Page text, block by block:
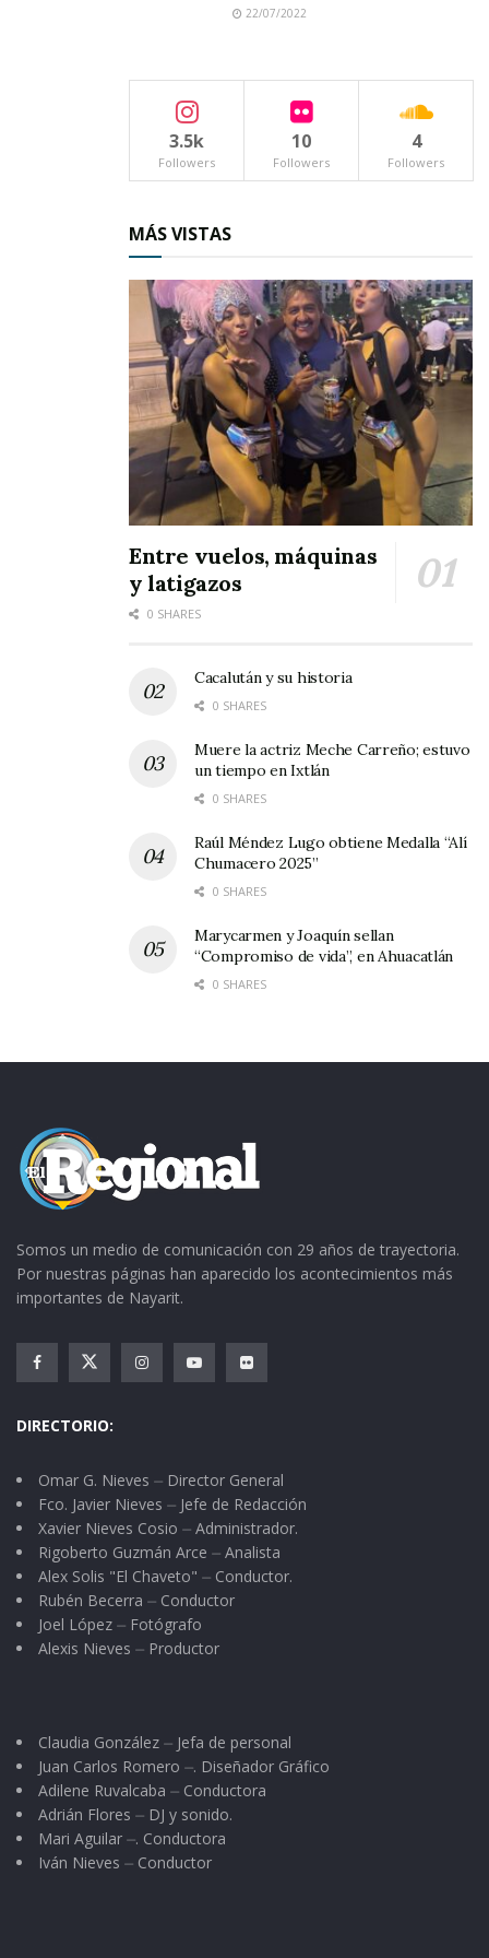
22/07/2022
3.5k
Followers
10
Followers
4
Followers
MÁS VISTAS
Entre vuelos, máquinas
y latigazos
0 SHARES
Cacalután y su historia
0 SHARES
Muere la actriz Meche Carreño; estuvo
un tiempo en Ixtlán
0 SHARES
Raúl Méndez Lugo obtiene Medalla “Alí
Chumacero 2025”
0 SHARES
Marycarmen y Joaquín sellan
“Compromiso de vida”, en Ahuacatlán
0 SHARES
Somos un medio de comunicación con 29 años de trayectoria.
Por nuestras páginas han aparecido los acontecimientos más
importantes de Nayarit.
DIRECTORIO:
Omar G. Nieves ⏤ Director General
Fco. Javier Nieves ⏤ Jefe de Redacción
Xavier Nieves Cosio ⏤ Administrador.
Rigoberto Guzmán Arce ⏤ Analista
Alex Solis "El Chaveto" ⏤ Conductor.
Rubén Becerra ⏤ Conductor
Joel López ⏤ Fotógrafo
Alexis Nieves ⏤ Productor
Claudia González ⏤ Jefa de personal
Juan Carlos Romero ⏤. Diseñador Gráfico
Adilene Ruvalcaba ⏤ Conductora
Adrián Flores ⏤ DJ y sonido.
Mari Aguilar ⏤. Conductora
Iván Nieves ⏤ Conductor